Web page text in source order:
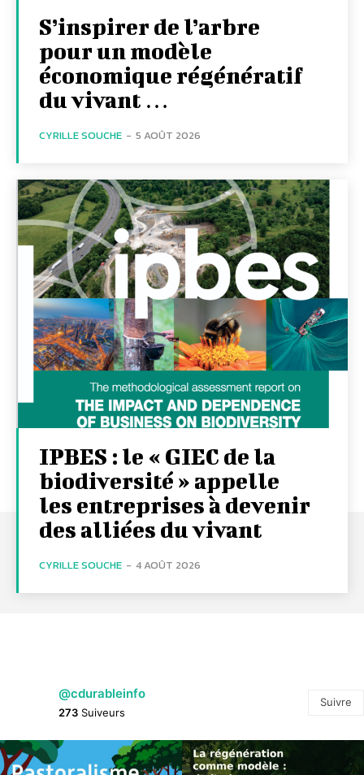
S’inspirer de l’arbre
pour un modèle
économique régénératif
du vivant …
CYRILLE SOUCHE - 5 AOÛT 2026
IPBES : le « GIEC de la
biodiversité » appelle
les entreprises à devenir
des alliées du vivant
CYRILLE SOUCHE - 4 AOÛT 2026
@cdurableinfo
273 Suiveurs
Suivre